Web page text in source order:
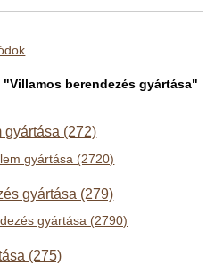
"Villamos berendezés gyártása"
gyártása (272)
gyártása (2720)
gyártása (279)
gyártása (2790)
(275)